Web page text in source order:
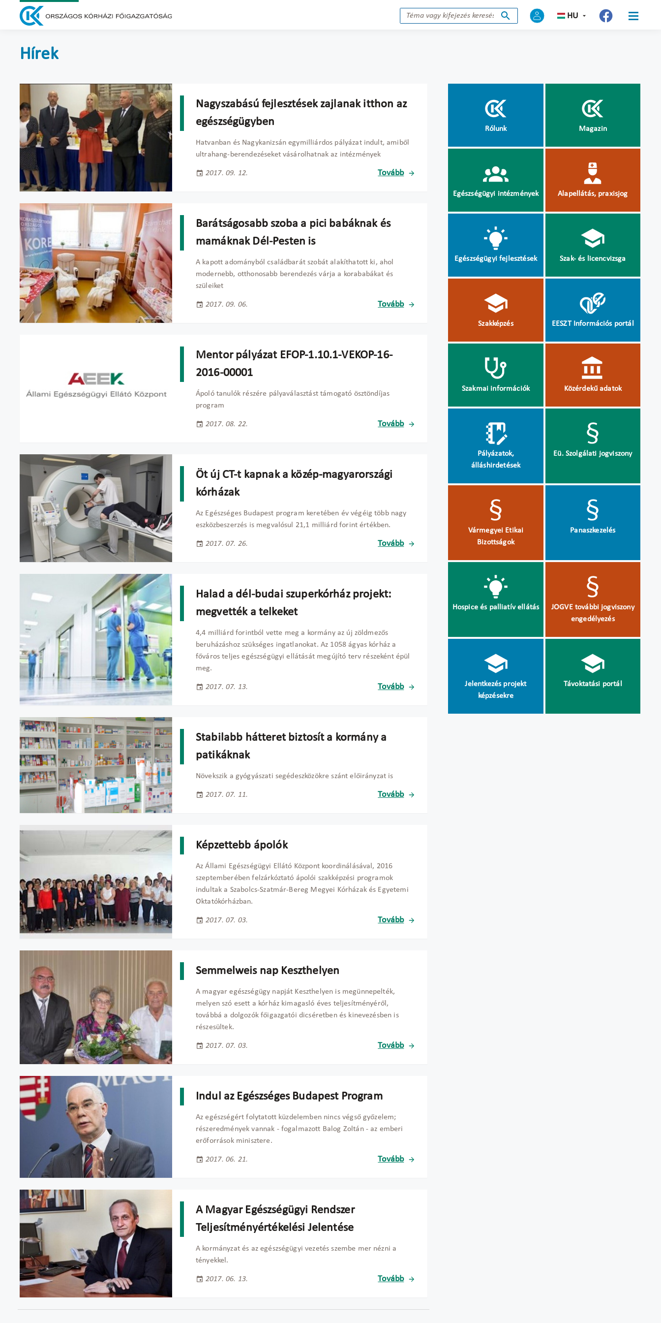
HU
Hírek
Nagyszabású fejlesztések zajlanak itthon az
egészségügyben
Hatvanban és Nagykanizsán egymilliárdos pályázat indult, amiből
ultrahang-berendezéseket vásárolhatnak az intézmények
2017. 09. 12. Tovább
Barátságosabb szoba a pici babáknak és
mamáknak Dél-Pesten is
A kapott adományból családbarát szobát alakíthatott ki, ahol
modernebb, otthonosabb berendezés várja a korababákat és
szüleiket
2017. 09. 06. Tovább
Mentor pályázat EFOP-1.10.1-VEKOP-16-
2016-00001
Ápoló tanulók részére pályaválasztást támogató ösztöndíjas
program
2017. 08. 22. Tovább
Öt új CT-t kapnak a közép-magyarországi
kórházak
Az Egészséges Budapest program keretében év végéig több nagy
eszközbeszerzés is megvalósul 21,1 milliárd forint értékben.
2017. 07. 26. Tovább
Halad a dél-budai szuperkórház projekt:
megvették a telkeket
4,4 milliárd forintból vette meg a kormány az új zöldmezős
beruházáshoz szükséges ingatlanokat. Az 1058 ágyas kórház a
főváros teljes egészségügyi ellátását megújító terv részeként épül
meg.
2017. 07. 13. Tovább
Stabilabb hátteret biztosít a kormány a
patikáknak
Növekszik a gyógyászati segédeszközökre szánt előirányzat is
2017. 07. 11. Tovább
Képzettebb ápolók
Az Állami Egészségügyi Ellátó Központ koordinálásával, 2016
szeptemberében felzárkóztató ápolói szakképzési programok
indultak a Szabolcs-Szatmár-Bereg Megyei Kórházak és Egyetemi
Oktatókórházban.
2017. 07. 03. Tovább
Semmelweis nap Keszthelyen
A magyar egészségügy napját Keszthelyen is megünnepelték,
melyen szó esett a kórház kimagasló éves teljesítményéről,
továbbá a dolgozók főigazgatói dicséretben és kinevezésben is
részesültek.
2017. 07. 03. Tovább
Indul az Egészséges Budapest Program
Az egészségért folytatott küzdelemben nincs végső győzelem;
részeredmények vannak - fogalmazott Balog Zoltán - az emberi
erőforrások minisztere.
2017. 06. 21. Tovább
A Magyar Egészségügyi Rendszer
Teljesítményértékelési Jelentése
A kormányzat és az egészségügyi vezetés szembe mer nézni a
tényekkel.
2017. 06. 13. Tovább
Rólunk Magazin
Egészségügyi intézmények Alapellátás, praxisjog
Egészségügyi fejlesztések Szak- és licencvizsga
Szakképzés EESZT Információs portál
Szakmai információk Közérdekű adatok
Pályázatok,
álláshirdetések
Eü. Szolgálati jogviszony
Vármegyei Etikai
Bizottságok
Panaszkezelés
Hospice és palliatív ellátás
JOGVE további jogviszony
engedélyezés
Jelentkezés projekt
képzésekre
Távoktatási portál